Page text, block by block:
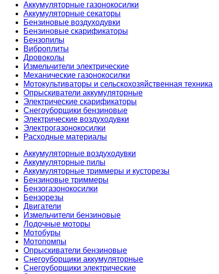
Аккумуляторные газонокосилки
Аккумуляторные секаторы
Бензиновые воздуходувки
Бензиновые скарификаторы
Бензопилы
Виброплиты
Дровоколы
Измельчители электрические
Механические газонокосилки
Мотокультиваторы и сельскохозяйственная техника
Опрыскиватели аккумуляторные
Электрические скарификаторы
Снегоуборщики бензиновые
Электрические воздуходувки
Электрогазонокосилки
Расходные материалы
Аккумуляторные воздуходувки
Аккумуляторные пилы
Аккумуляторные триммеры и кусторезы
Бензиновые триммеры
Бензогазонокосилки
Бензорезы
Двигатели
Измельчители бензиновые
Лодочные моторы
Мотобуры
Мотопомпы
Опрыскиватели бензиновые
Снегоуборщики аккумуляторные
Снегоуборщики электрические